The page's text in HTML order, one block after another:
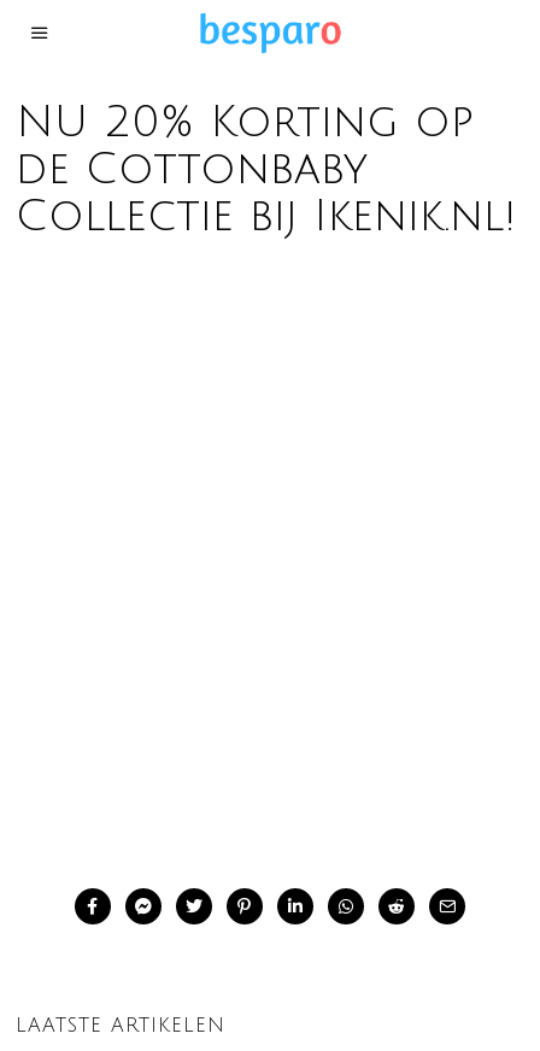
NU 20% Korting op
de Cottonbaby
Collectie bij Ikenik.nl!
LAATSTE ARTIKELEN